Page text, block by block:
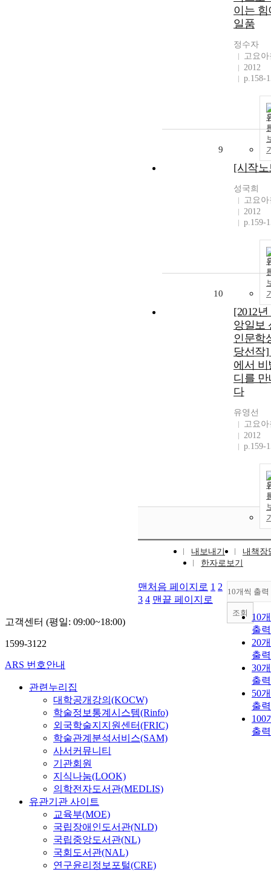
이는 힘
일품
정수자
고요아
2012
p.158-
9
[시작
성국희
고요아
2012
p.159-
10
[2012년
앙일보
인문학
당선작]
에서 비
디를 만
다
유영선
고요아
2012
p.159-
내보내기
내책장
한자로보기
10개씩 출력
10
출력
20
출력
30
출력
50
출력
100
출력
조회
맨처음 페이지로 1 2
3 4 맨끝 페이지로
고객센터 (평일: 09:00~18:00)
1599-3122
ARS 번호안내
관련누리집
대학공개강의(KOCW)
학술정보통계시스템(Rinfo)
외국학술지지원센터(FRIC)
학술관계분석서비스(SAM)
사서커뮤니티
기관회원
지식나눔(LOOK)
의학전자도서관(MEDLIS)
유관기관 사이트
교육부(MOE)
국립장애인도서관(NLD)
국립중앙도서관(NL)
국회도서관(NAL)
연구윤리정보포털(CRE)